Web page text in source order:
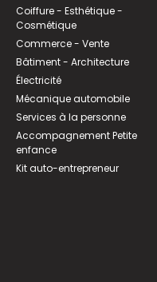
Coiffure - Esthétique -
Cosmétique
Commerce - Vente
Bâtiment - Architecture
Électricité
Mécanique automobile
Services à la personne
Accompagnement Petite
enfance
Kit auto-entrepreneur